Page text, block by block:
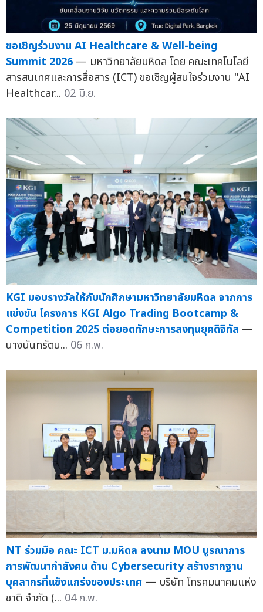
ขอเชิญร่วมงาน AI Healthcare & Well-being
Summit 2026 — มหาวิทยาลัยมหิดล โดย คณะเทคโนโลยี
สารสนเทศและการสื่อสาร (ICT) ขอเชิญผู้สนใจร่วมงาน "AI
Healthcar... 02 มิ.ย.
KGI มอบรางวัลให้กับนักศึกษามหาวิทยาลัยมหิดล จากการ
แข่งขัน โครงการ KGI Algo Trading Bootcamp &
Competition 2025 ต่อยอดทักษะการลงทุนยุคดิจิทัล —
นางนันทรัตน... 06 ก.พ.
NT ร่วมมือ คณะ ICT ม.มหิดล ลงนาม MOU บูรณาการ
การพัฒนากำลังคน ด้าน Cybersecurity สร้างรากฐาน
บุคลากรที่แข็งแกร่งของประเทศ — บริษัท โทรคมนาคมแห่ง
ชาติ จำกัด (... 04 ก.พ.